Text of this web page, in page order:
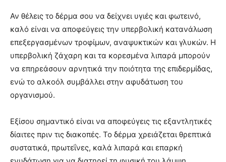
Αν θέλεις το δέρμα σου να δείχνει υγιές και φωτεινό,
καλό είναι να αποφεύγεις την υπερβολική κατανάλωση
επεξεργασμένων τροφίμων, αναψυκτικών και γλυκών. Η
υπερβολική ζάχαρη και τα κορεσμένα λιπαρά μπορούν
να επηρεάσουν αρνητικά την ποιότητα της επιδερμίδας,
ενώ το αλκοόλ συμβάλλει στην αφυδάτωση του
οργανισμού.
Εξίσου σημαντικό είναι να αποφεύγεις τις εξαντλητικές
δίαιτες πριν τις διακοπές. Το δέρμα χρειάζεται θρεπτικά
συστατικά, πρωτεΐνες, καλά λιπαρά και επαρκή